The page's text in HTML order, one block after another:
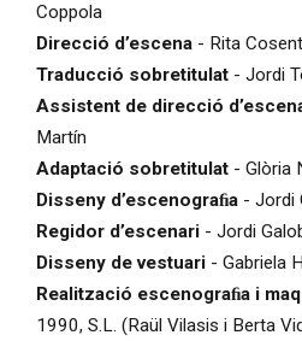
Coppola
Direcció d’escena- Rita
Traducció sobretitulat- Jordi
Assistent de direcció
Martín
Adaptació sobretitulat- Glòria
Disseny d’escenograﬁa- Jordi
Regidor d’escenari - Jordi
Disseny de vestuari- Gabriela
Realització escenograﬁa i
1990, S.L. (Raül Vilasis i Berta